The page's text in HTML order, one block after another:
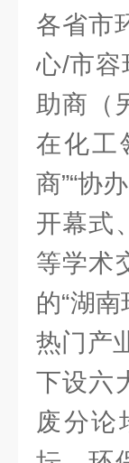
各省市
心/市容
助商（
在化工
商”“协
开幕式
等学术
的“湖
热门产
下设六
废分论